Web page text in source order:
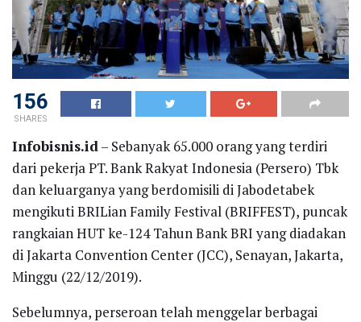
156
SHARES
Infobisnis.id – Sebanyak 65.000 orang yang terdiri
dari pekerja PT. Bank Rakyat Indonesia (Persero) Tbk
dan keluarganya yang berdomisili di Jabodetabek
mengikuti BRILian Family Festival (BRIFFEST), puncak
rangkaian HUT ke-124 Tahun Bank BRI yang diadakan
di Jakarta Convention Center (JCC), Senayan, Jakarta,
Minggu (22/12/2019).
Sebelumnya, perseroan telah menggelar berbagai